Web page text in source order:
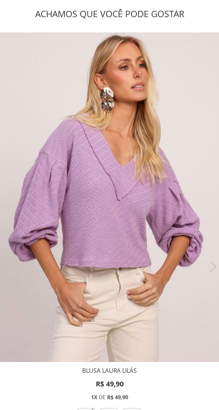
ACHAMOS QUE VOCÊ PODE GOSTAR
BLUSA LAURA LILÁS
R$ 49,90
1X DE R$ 49,90